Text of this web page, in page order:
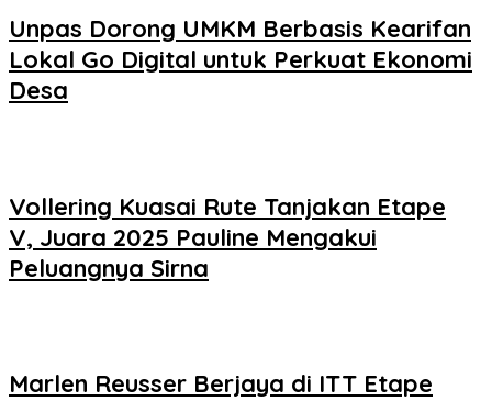
Unpas Dorong UMKM Berbasis Kearifan
Lokal Go Digital untuk Perkuat Ekonomi
Desa
Vollering Kuasai Rute Tanjakan Etape
V, Juara 2025 Pauline Mengakui
Peluangnya Sirna
Marlen Reusser Berjaya di ITT Etape